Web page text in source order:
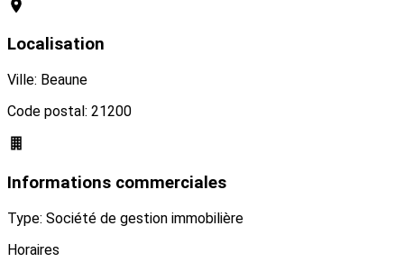
Localisation
Ville: Beaune
Code postal: 21200
Informations commerciales
Type: Société de gestion immobilière
Horaires